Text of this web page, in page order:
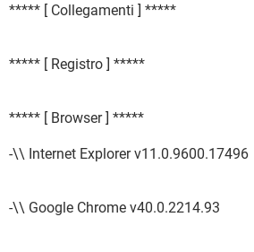
***** [ Collegamenti ] *****
***** [ Registro ] *****
***** [ Browser ] *****
-\\ Internet Explorer v11.0.9600.17496
-\\ Google Chrome v40.0.2214.93